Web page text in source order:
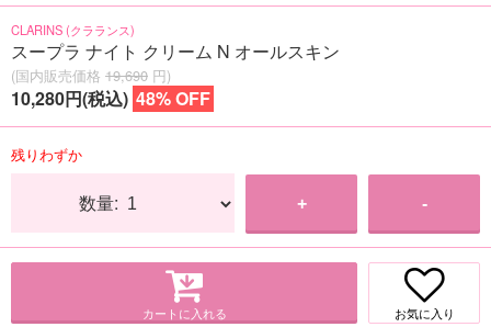
CLARINS (クラランス)
スープラ ナイト クリーム N オールスキン
(国内販売価格 19,690 円)
10,280円(税込) 48% OFF
残りわずか
数量: + -
カートに入れる お気に入り